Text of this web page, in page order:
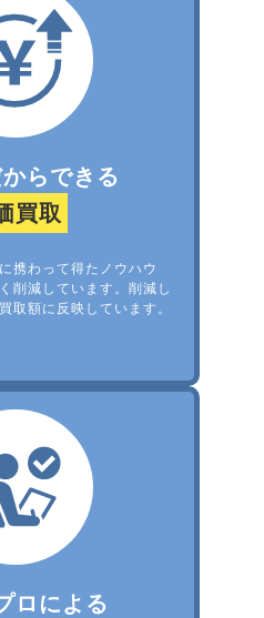
らできる
買取
携わって得たノウハウ
削減しています。削減し
取額に反映しています。
ロによる